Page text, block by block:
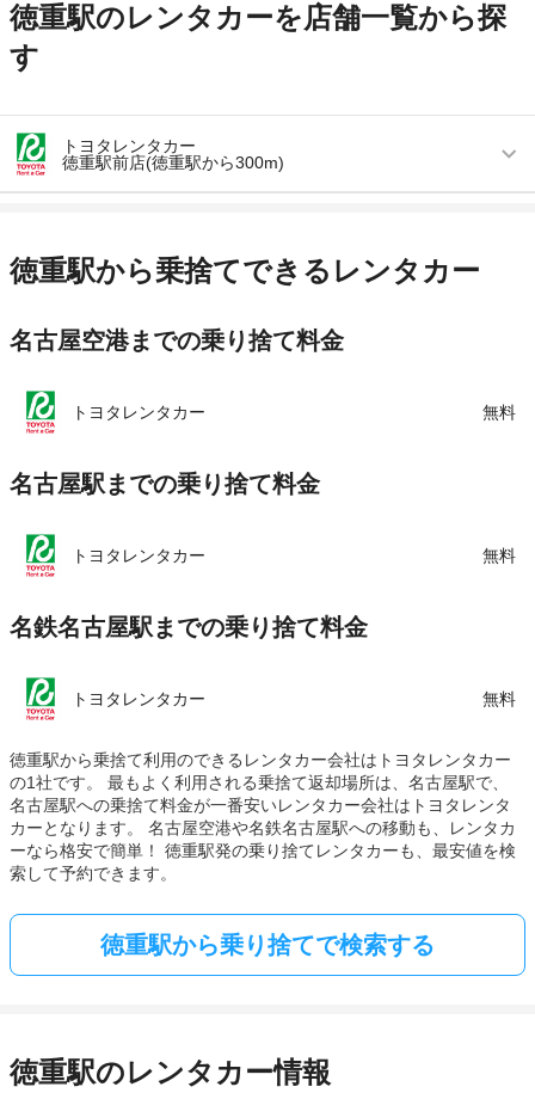
徳重駅のレンタカーを店舗一覧から探
す
トヨタレンタカー
徳重駅前店(徳重駅から300m)
アクセス 徳重駅より徒歩で約1分（送迎なし）
店舗詳細 店舗詳細ページはこちら
徳重駅から乗捨てできるレンタカー
名古屋空港までの乗り捨て料金
トヨタレンタカー 無料
名古屋駅までの乗り捨て料金
トヨタレンタカー 無料
名鉄名古屋駅までの乗り捨て料金
トヨタレンタカー 無料
徳重駅から乗捨て利用のできるレンタカー会社はトヨタレンタカー
の1社です。 最もよく利用される乗捨て返却場所は、名古屋駅で、
名古屋駅への乗捨て料金が一番安いレンタカー会社はトヨタレンタ
カーとなります。 名古屋空港や名鉄名古屋駅への移動も、レンタカ
ーなら格安で簡単！ 徳重駅発の乗り捨てレンタカーも、最安値を検
索して予約できます。
徳重駅から乗り捨てで検索する
徳重駅のレンタカー情報